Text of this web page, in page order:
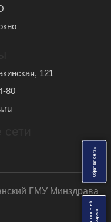
О
б
р
а
т
н
а
я
с
в
я
з
ь
121
80
ГМУ Минздрава